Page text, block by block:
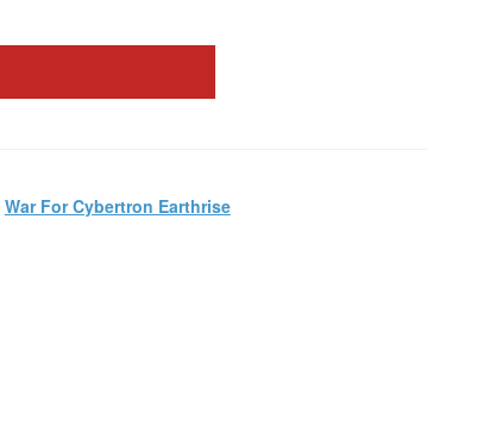
War For Cybertron Earthrise